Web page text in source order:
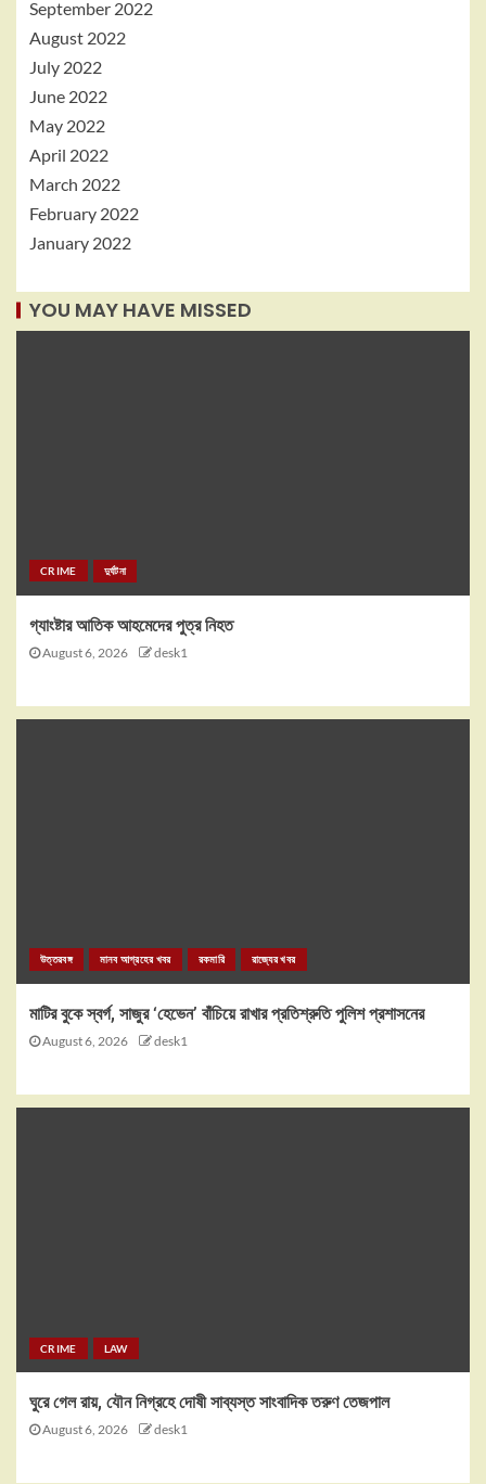
September 2022
August 2022
July 2022
June 2022
May 2022
April 2022
March 2022
February 2022
January 2022
YOU MAY HAVE MISSED
CRIME দুর্ঘটনা
গ্যাংষ্টার আতিক আহমেদের পুত্র নিহত
August 6, 2026 desk1
উত্তরবঙ্গ মানব আগ্রহের খবর রকমারি রাজ্যের খবর
মাটির বুকে স্বর্গ, সাজুর ‘হেভেন’ বাঁচিয়ে রাখার প্রতিশ্রুতি পুলিশ প্রশাসনের
August 6, 2026 desk1
CRIME LAW
ঘুরে গেল রায়, যৌন নিগ্রহে দোষী সাব্যস্ত সাংবাদিক তরুণ তেজপাল
August 6, 2026 desk1